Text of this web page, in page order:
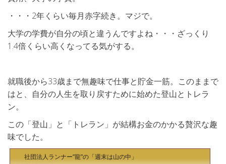
・・・2年くらい毎月赤字続き。マジで。
大学の学費が自分の頃と違うんですよね・・・ざっくり
1.4倍くらい高くなってる気がする。
就職後から33歳まで無趣味で仕事と貯金一筋。このままで
はと、自分の人生を取り戻すために始めた登山とトレラ
ン。
この「登山」と「トレラン」が結構お金のかかる贅沢な趣
味でした。
社団法人ランナー”龍”の「週末は山の中」